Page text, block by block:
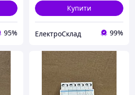
95%
Купити
ЕлектроСклад 99%